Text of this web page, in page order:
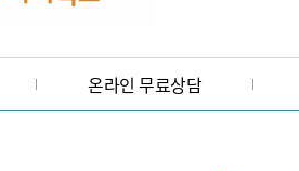
온라인 무료상담